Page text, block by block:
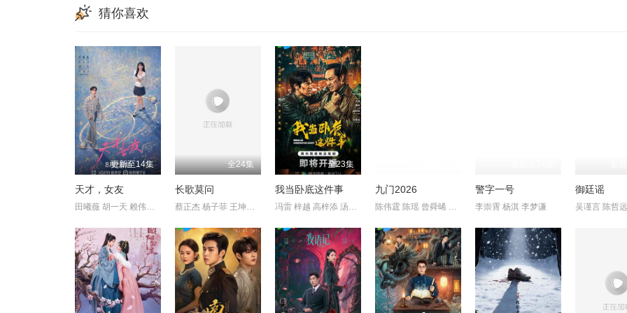
猜你喜欢
更新至14集
天才，女友
田曦薇 胡一天 赖伟明 安沺
全24集
长歌莫问
蔡正杰 杨子菲 王坤炎 刘美辰
全23集
我当卧底这件事
冯雷 梓越 高梓添 汤镇业 杨帆
九门2026
陈伟霆 陈瑶 曾舜晞 王茂蕾 王奕婷 李乃文 释小龙 应灏铭 季肖冰
警字一号
李崇霄 杨淇 李梦谦
御廷谣